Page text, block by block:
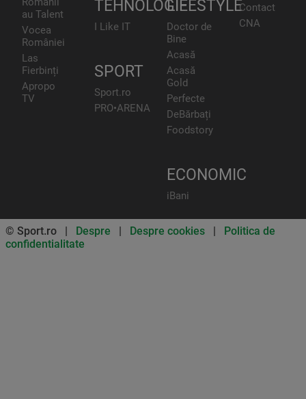
au Talent
Vocea
României
Las
Fierbinți
Apropo
TV
TEHNOLOGIE
I Like IT
SPORT
Sport.ro
PRO•ARENA
LIFESTYLE
Doctor de
Bine
Acasă
Acasă
Gold
Perfecte
DeBărbați
Foodstory
ECONOMIC
iBani
Contact
CNA
© Sport.ro | Despre | Despre cookies | Politica de
confidentialitate